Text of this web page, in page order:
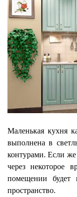
Маленькая кухня
выполнена в
контурами. Если
через некоторое
помещении
пространство.